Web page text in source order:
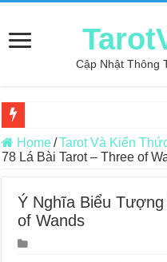
Cập Nhật Thông
Review may áo thun tại
Konxari Cards – Trải
Querent Tìm Đến Nhiều
Journey Of Love Oracle – Lá
Home/Tarot Và Kiến
78 Lá Bài Tarot – Three of
Ý Nghĩa Biểu
of Wands